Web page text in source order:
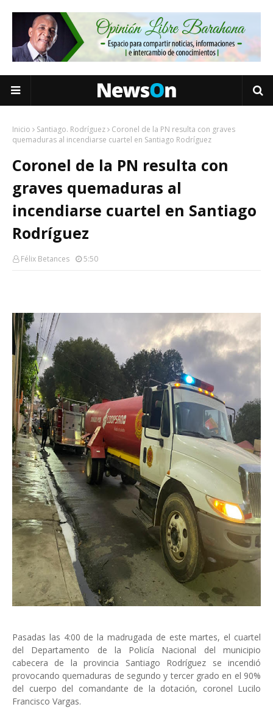
Inicio Santiago. Rodríguez
Coronel de la PN resulta con graves
quemaduras al incendiarse cuartel en Santiago Rodríguez
Coronel de la PN resulta con
graves quemaduras al
incendiarse cuartel en Santiago
Rodríguez
Félix Betances 5:50
Pasadas las 4:00 de la madrugada de este martes, el cuartel
del Departamento de la Policía Nacional del municipio
cabecera de la provincia Santiago Rodríguez se incendió
provocando quemaduras de segundo y tercer grado en el 90%
del cuerpo del comandante de la dotación, coronel Lucilo
Francisco Vargas.